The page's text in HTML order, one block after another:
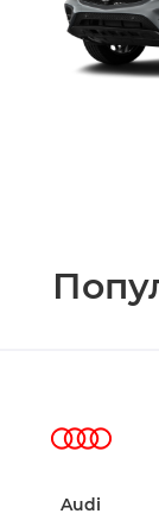
Audi